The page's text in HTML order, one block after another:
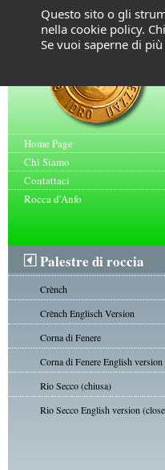
Home Page
Chi Siamo
Contattaci
Rocca d'Anfo
Palestre di roccia
Crènch
Crènch Englisch Version
Corna di Fenere
Corna di Fenere English version
Rio Secco (chiusa)
Rio Secco English version
Questo sito o gli
nella cookie policy.
Se vuoi saperne di